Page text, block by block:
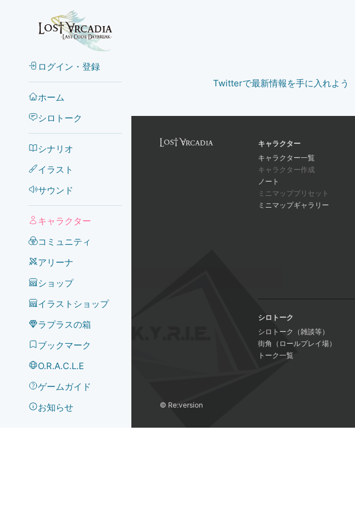
ログイン・登録
ホーム
シロトーク
シナリオ
イラスト
サウンド
キャラクター
コミュニティ
アリーナ
ショップ
イラストショップ
ラプラスの箱
ブックマーク
O.R.A.C.L.E
ゲームガイド
お知らせ
Twitterで最新情報を手に入れよう
キャラクター
キャラクター一覧
キャラクター作成
ノート
ミニマッププリセット
ミニマップギャラリー
©️ Re:version
シロトーク
シロトーク（雑談等）
街角（ロールプレイ場）
トーク一覧